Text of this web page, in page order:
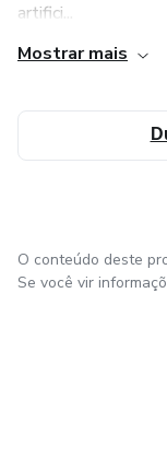
artifici...
Mostrar mais
O conteúdo deste
Se você vir